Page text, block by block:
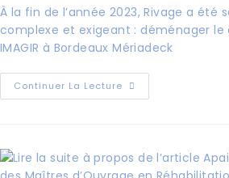
À la fin de l’année 2023, Rivage a été
complexe et exigeant : déménager
IMAGIR à Bordeaux Mériadeck
Continuer La Lecture